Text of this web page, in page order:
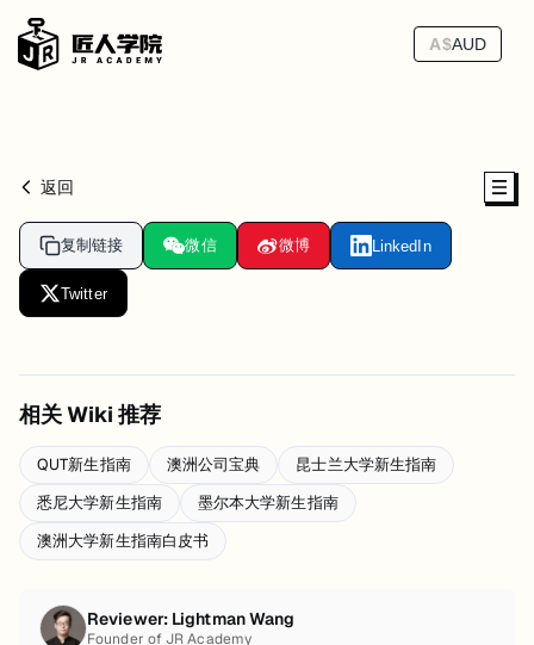
A$AUD
返回
复制链接 微信 微博 LinkedIn
Twitter
相关 Wiki 推荐
QUT新生指南 澳洲公司宝典
昆士兰大学新生指南
悉尼大学新生指南
墨尔本大学新生指南
澳洲大学新生指南白皮书
Reviewer: Lightman Wang
Founder of JR Academy